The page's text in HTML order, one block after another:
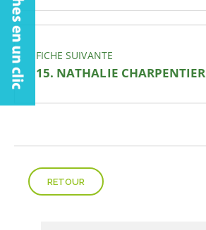
FICHE SUIVANTE
15. NATHALIE CHARPENTIER
RETOUR